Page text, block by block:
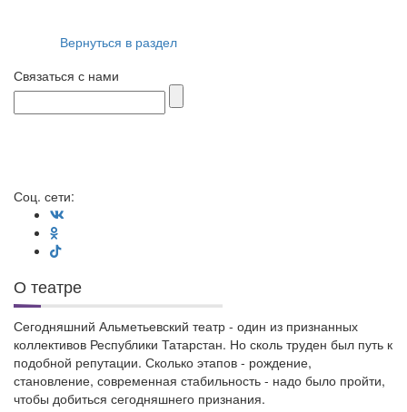
Вернуться в раздел
Связаться с нами
Соц. сети:
О театре
Сегодняшний Альметьевский театр - один из признанных
коллективов Республики Татарстан. Но сколь труден был путь к
подобной репутации. Сколько этапов - рождение,
становление, современная стабильность - надо было пройти,
чтобы добиться сегодняшнего признания.